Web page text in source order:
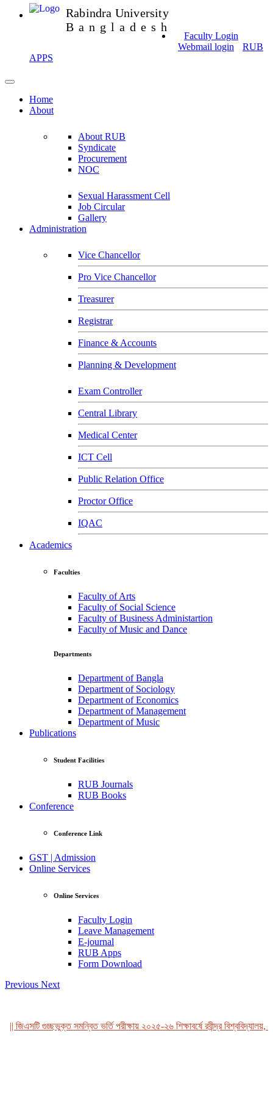
Rabindra University
Bangladesh
Faculty Login
Webmail login
RUB
APPS
Home
About
About RUB
Syndicate
Procurement
NOC
Sexual Harassment Cell
Job Circular
Gallery
Administration
Vice Chancellor
Pro Vice Chancellor
Treasurer
Registrar
Finance & Accounts
Planning & Development
Exam Controller
Central Library
Medical Center
ICT Cell
Public Relation Office
Proctor Office
IQAC
Academics
Faculties
Faculty of Arts
Faculty of Social Science
Faculty of Business Administartion
Faculty of Music and Dance
Departments
Department of Bangla
Department of Sociology
Department of Economics
Department of Management
Department of Music
Publications
Student Facilities
RUB Journals
RUB Books
Conference
Conference Link
GST | Admission
Online Services
Online Services
Faculty Login
Leave Management
E-journal
RUB Apps
Form Download
Previous Next
জিএসটি গুচ্ছভুক্ত সমন্বিত ভর্তি পরীক্ষায় ২০২৫-২৬ শিক্ষাবর্ষে রবীন্দ্র বিশ্ববিদ্যালয়,